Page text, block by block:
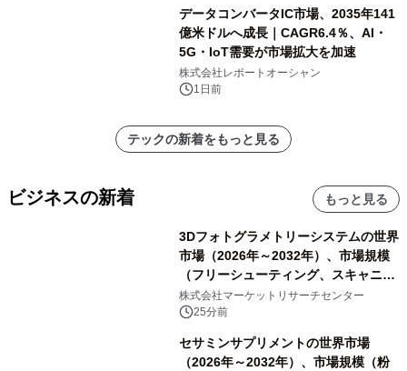
データコンバータIC市場、2035年141
億米ドルへ成長｜CAGR6.4％、AI・
5G・IoT需要が市場拡大を加速
株式会社レポートオーシャン
1日前
テックの新着をもっと見る
ビジネスの新着 もっと見る
3Dフォトグラメトリーシステムの世界
市場（2026年～2032年）、市場規模
（フリーシューティング、スキャニン
グ、その他）・分析レポートを発表
株式会社マーケットリサーチセンター
25分前
セサミンサプリメントの世界市場
（2026年～2032年）、市場規模（粉